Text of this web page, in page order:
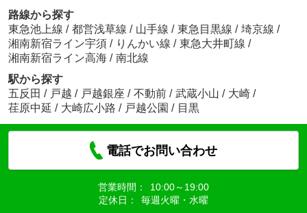
路線から探す
東急池上線 / 都営浅草線 / 山手線 / 東急目黒線 / 埼京線 /
湘南新宿ライン宇須 / りんかい線 / 東急大井町線 /
湘南新宿ライン高海 / 南北線
駅から探す
五反田 / 戸越 / 戸越銀座 / 不動前 / 武蔵小山 / 大崎 /
荏原中延 / 大崎広小路 / 戸越公園 / 目黒
電話でお問い合わせ
営業時間：
10:00～19:00
定休日：
毎週火曜・水曜